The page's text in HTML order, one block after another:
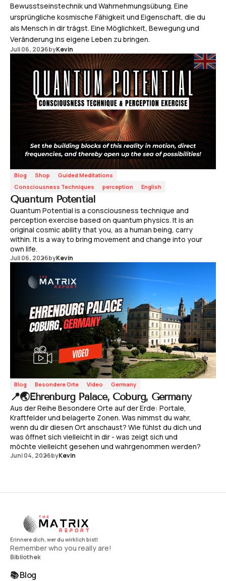
Bewusstseinstechnik und Wahrnehmungsübung. Eine
ursprüngliche kosmische Fähigkeit und Eigenschaft, die du
als Mensch in dir trägst. Eine Möglichkeit, Bewegung und
Veränderung ins eigene Leben zu bringen.
Juli 06, 2026byKevin
Blog Shop
Guided Meditations
Consciousness Techniques
perception English
Quantum Potential
Quantum Potential is a consciousness technique and
perception exercise based on quantum physics. It is an
original cosmic ability that you, as a human being, carry
within. It is a way to bring movement and change into your
own life.
Juli 06, 2026byKevin
Blog Besondere Orte Video Germany
📍🌏Ehrenburg Palace, Coburg, Germany
Aus der Reihe Besondere Orte auf der Erde: Portale,
Kraftfelder und belagerte Zonen. Was nimmst du wahr,
wenn du dir diesen Ort anschaust? Wie fühlst du dich und
was öffnet sich vielleicht in dir - was zeigt sich und
möchte vielleicht gesehen und wahrgenommen werden?
Juni 04, 2026byKevin
Remember who you really are!
Bibliothek
📚 Blog